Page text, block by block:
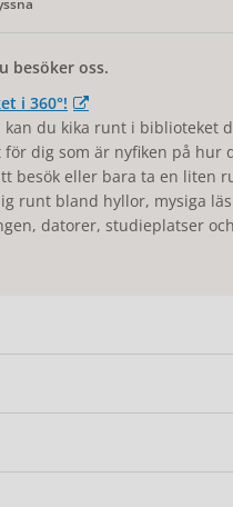
besöker oss.
i 360°!
kan du kika runt i biblioteket
för dig som är nyfiken på hur
besök eller bara ta en liten
runt bland hyllor, mysiga
datorer, studieplatser